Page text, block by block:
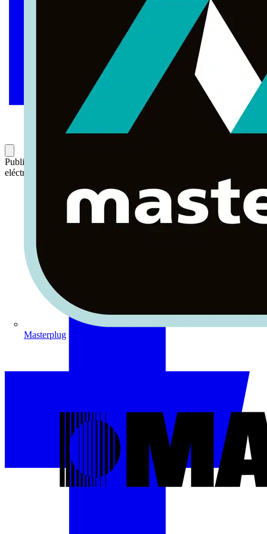
Masterplug
Publicado: 4 de enero de 2023
eléctrico